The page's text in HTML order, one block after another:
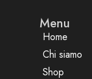
Menu
Home
Chi siamo
Shop